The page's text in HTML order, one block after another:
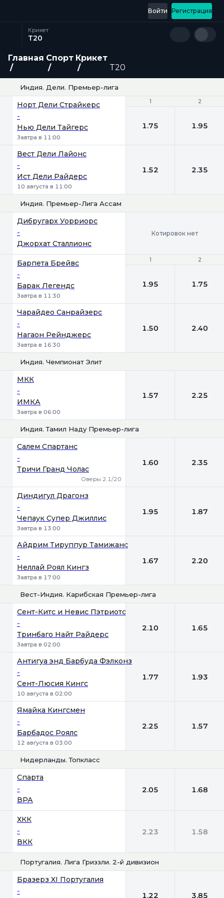
Регистрация
Войти
Крикет
T20
Главная Спорт Крикет
T20
Индия. Дели. Премьер-лига
1 2
Норт Дели Страйкерс
-
Нью Дели Тайгерс
Завтра в 11:00
1 2
1.75 1.95
Вест Дели Лайонс
-
Ист Дели Райдерс
10 августа в 11:00
1.52 2.35
Индия. Премьер-Лига Ассам
Дибругарх Уорриорс
-
Джорхат Сталлионс
Котировок нет
1 2
Барпета Брейвс
-
Барак Легендс
Завтра в 11:30
1 2
1.95 1.75
Чарайдео Санрайзерс
-
Нагаон Рейнджерс
Завтра в 16:30
1.50 2.40
Индия. Чемпионат Элит
МКК
-
ИМКА
Завтра в 06:00
1.57 2.25
Индия. Тамил Наду Премьер-лига
Салем Спартанс
-
Тричи Гранд Чолас
Оверы 2.1/20
1.60 2.35
Диндигул Драгонз
-
Чепаук Супер Джиллис
Завтра в 13:00
1.95 1.87
Айдрим Тируппур Тамижанс
-
Неллай Роял Кингз
Завтра в 17:00
1.67 2.20
Вест-Индия. Карибская Премьер-лига
Сент-Китс и Невис Пэтриотс
-
Тринбаго Найт Райдерс
Завтра в 02:00
2.10 1.65
Антигуа энд Барбуда Фэлконз
-
Сент-Люсия Кингс
10 августа в 02:00
1.77 1.93
Ямайка Кингсмен
-
Барбадос Роялс
12 августа в 03:00
2.25 1.57
Нидерланды. Топкласс
Спарта
-
ВРА
2.05 1.68
ХКК
-
ВКК
2.23 1.58
Португалия. Лига Гриззли. 2-й дивизион
Бразерз XI Португалия
- 1.22 3.85